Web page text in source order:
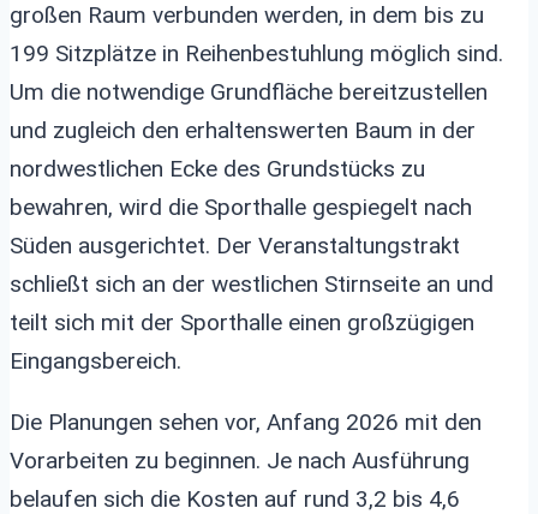
großen Raum verbunden werden, in dem bis zu
199 Sitzplätze in Reihenbestuhlung möglich sind.
Um die notwendige Grundfläche bereitzustellen
und zugleich den erhaltenswerten Baum in der
nordwestlichen Ecke des Grundstücks zu
bewahren, wird die Sporthalle gespiegelt nach
Süden ausgerichtet. Der Veranstaltungstrakt
schließt sich an der westlichen Stirnseite an und
teilt sich mit der Sporthalle einen großzügigen
Eingangsbereich.
Die Planungen sehen vor, Anfang 2026 mit den
Vorarbeiten zu beginnen. Je nach Ausführung
belaufen sich die Kosten auf rund 3,2 bis 4,6